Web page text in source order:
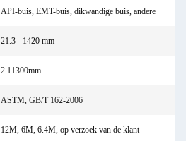
API-buis, EMT-buis, dikwandige buis, andere
21.3 - 1420 mm
2.11300mm
ASTM, GB/T 162-2006
12M, 6M, 6.4M, op verzoek van de klant